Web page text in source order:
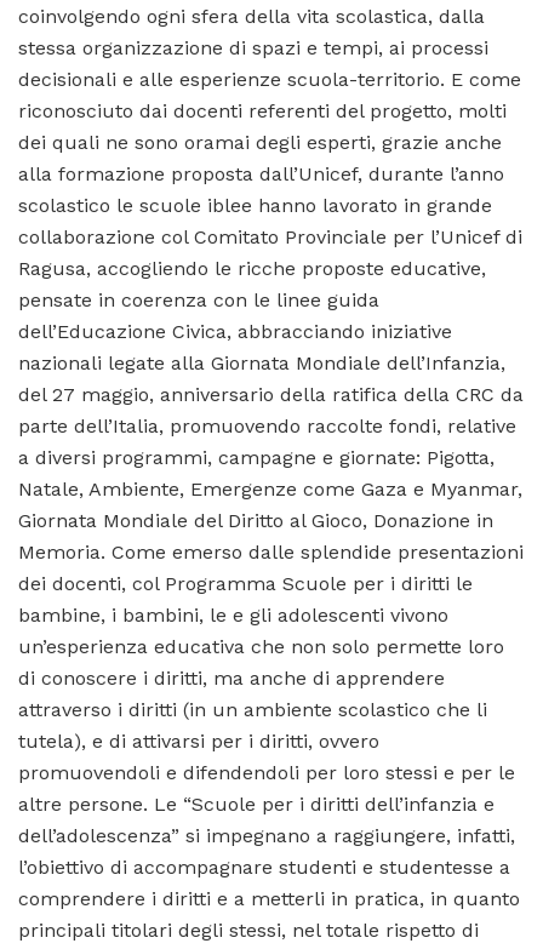
coinvolgendo ogni sfera della vita scolastica, dalla
stessa organizzazione di spazi e tempi, ai processi
decisionali e alle esperienze scuola-territorio. E come
riconosciuto dai docenti referenti del progetto, molti
dei quali ne sono oramai degli esperti, grazie anche
alla formazione proposta dall’Unicef, durante l’anno
scolastico le scuole iblee hanno lavorato in grande
collaborazione col Comitato Provinciale per l’Unicef di
Ragusa, accogliendo le ricche proposte educative,
pensate in coerenza con le linee guida
dell’Educazione Civica, abbracciando iniziative
nazionali legate alla Giornata Mondiale dell’Infanzia,
del 27 maggio, anniversario della ratifica della CRC da
parte dell’Italia, promuovendo raccolte fondi, relative
a diversi programmi, campagne e giornate: Pigotta,
Natale, Ambiente, Emergenze come Gaza e Myanmar,
Giornata Mondiale del Diritto al Gioco, Donazione in
Memoria. Come emerso dalle splendide presentazioni
dei docenti, col Programma Scuole per i diritti le
bambine, i bambini, le e gli adolescenti vivono
un’esperienza educativa che non solo permette loro
di conoscere i diritti, ma anche di apprendere
attraverso i diritti (in un ambiente scolastico che li
tutela), e di attivarsi per i diritti, ovvero
promuovendoli e difendendoli per loro stessi e per le
altre persone. Le “Scuole per i diritti dell’infanzia e
dell’adolescenza” si impegnano a raggiungere, infatti,
l’obiettivo di accompagnare studenti e studentesse a
comprendere i diritti e a metterli in pratica, in quanto
principali titolari degli stessi, nel totale rispetto di